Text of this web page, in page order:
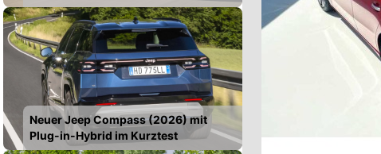
Neuer Jeep Compass (2026) mit
Plug-in-Hybrid im Kurztest